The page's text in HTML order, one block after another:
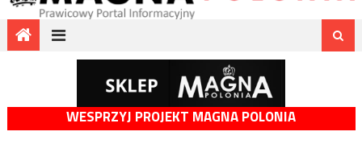
WESPRZYJ PROJEKT MAGNA POLONIA